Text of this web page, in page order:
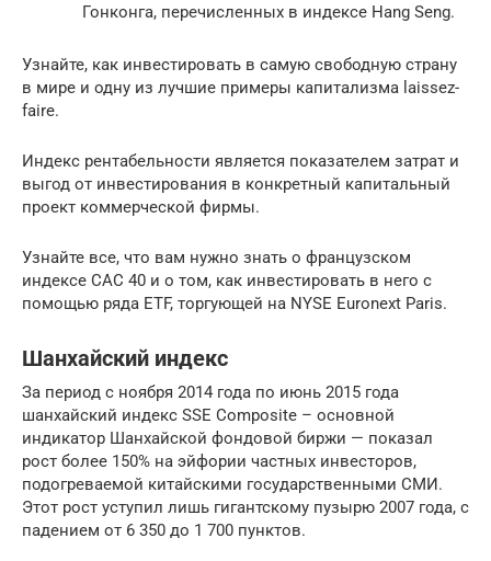
Гонконга, перечисленных в индексе Hang Seng.
Узнайте, как инвестировать в самую свободную страну
в мире и одну из лучшие примеры капитализма laissez-
faire.
Индекс рентабельности является показателем затрат и
выгод от инвестирования в конкретный капитальный
проект коммерческой фирмы.
Узнайте все, что вам нужно знать о французском
индексе CAC 40 и о том, как инвестировать в него с
помощью ряда ETF, торгующей на NYSE Euronext Paris.
Шанхайский индекс
За период с ноября 2014 года по июнь 2015 года
шанхайский индекс SSE Composite – основной
индикатор Шанхайской фондовой биржи — показал
рост более 150% на эйфории частных инвесторов,
подогреваемой китайскими государственными СМИ.
Этот рост уступил лишь гигантскому пузырю 2007 года, с
падением от 6 350 до 1 700 пунктов.